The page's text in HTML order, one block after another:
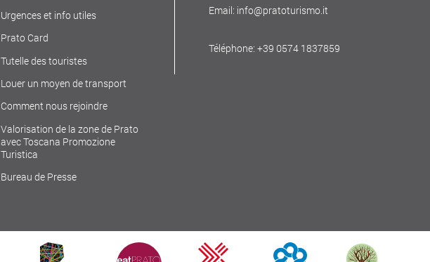
Urgences et info utiles
Prato Card
Tutelle des touristes
Louer un moyen de transport
Comment nous rejoindre
Valorisation de la zone de Prato
avec Toscana Promozione
Turistica
Bureau de Presse
Email: info@pratoturismo.it
Téléphone: +39 0574 1837859